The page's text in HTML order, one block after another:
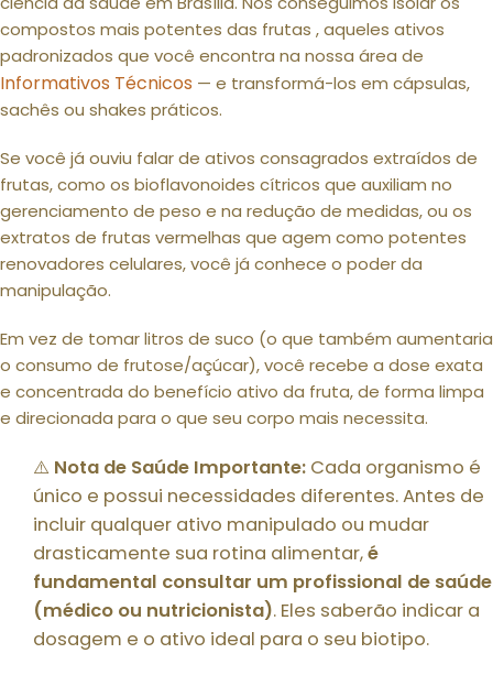
compostos mais potentes das frutas , aqueles ativos
padronizados que você encontra na nossa área de
Informativos Técnicos — e transformá-los em cápsulas,
sachês ou shakes práticos.
Se você já ouviu falar de ativos consagrados extraídos de
frutas, como os bioflavonoides cítricos que auxiliam no
gerenciamento de peso e na redução de medidas, ou os
extratos de frutas vermelhas que agem como potentes
renovadores celulares, você já conhece o poder da
manipulação.
Em vez de tomar litros de suco (o que também aumentaria
o consumo de frutose/açúcar), você recebe a dose exata
e concentrada do benefício ativo da fruta, de forma limpa
e direcionada para o que seu corpo mais necessita.
⚠️ Nota de Saúde Importante: Cada organismo é
único e possui necessidades diferentes. Antes de
incluir qualquer ativo manipulado ou mudar
drasticamente sua rotina alimentar,é
fundamental consultar um profissional de saúde
(médico ou nutricionista). Eles saberão indicar a
dosagem e o ativo ideal para o seu biotipo.